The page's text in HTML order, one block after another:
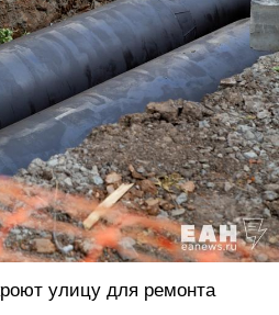
улицу для ремонта